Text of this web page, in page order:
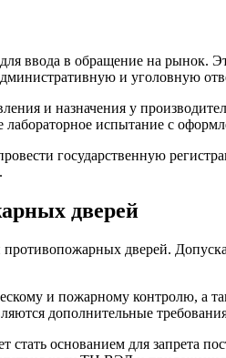
ввода в обращение на рынок.
и уголовную
и назначения у
испытание с
государственную
дверей
дверей.
и пожарному контролю, а
дополнительные
основанием для запрета